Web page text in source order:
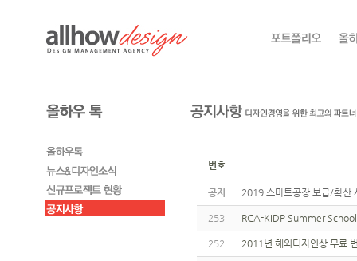
번호
공지 2019 스마트공장 보급/확
253 RCA-KIDP Summer
252 2011년 해외디자인상 무료